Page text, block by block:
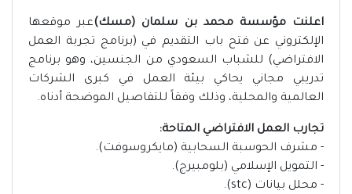
اعلنت مؤسسة محمد بن سلمان (مسك)عبر موقعها
الإلكتروني عن فتح باب التقديم في (برنامج تجربة العمل
الافتراضي) للشباب السعودي من الجنسين، وهو برنامج
تدريبي مجاني يحاكي بيئة العمل في كبرى الشركات
العالمية والمحلية، وذلك وفقاً للتفاصيل الموضحة أدناه.
تجارب العمل الافتراضي المتاحة:
- مشرف الحوسبة السحابية (مايكروسوفت).
- التمويل الإسلامي (بلومبيرج).
- محلل بيانات (stc).